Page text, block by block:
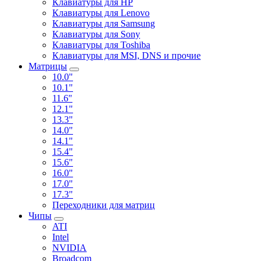
Клавиатуры для Lenovo
Клавиатуры для Samsung
Клавиатуры для Sony
Клавиатуры для Toshiba
Клавиатуры для MSI, DNS и прочие
Матрицы
10.0"
10.1"
11.6"
12.1"
13.3"
14.0"
14.1"
15.4"
15.6"
16.0"
17.0"
17.3"
Переходники для матриц
Чипы
ATI
Intel
NVIDIA
Broadcom